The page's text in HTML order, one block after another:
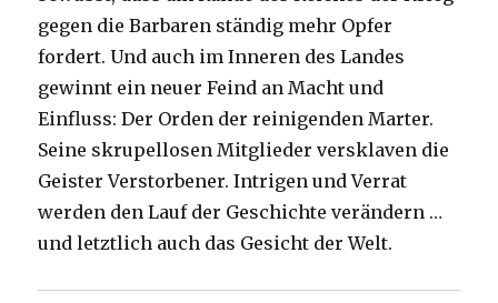
gegen die Barbaren ständig mehr Opfer
fordert. Und auch im Inneren des Landes
gewinnt ein neuer Feind an Macht und
Einfluss: Der Orden der reinigenden Marter.
Seine skrupellosen Mitglieder versklaven die
Geister Verstorbener. Intrigen und Verrat
werden den Lauf der Geschichte verändern …
und letztlich auch das Gesicht der Welt.